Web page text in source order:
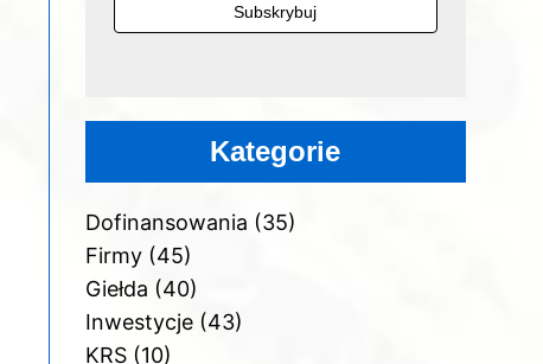
Kategorie
Dofinansowania (35)
Firmy(45)
Giełda (40)
Inwestycje(43)
KRS(10)